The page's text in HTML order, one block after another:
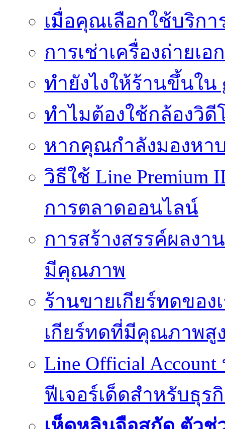
เมื่อคุณเลือกใช้บริกา
การเช่าเครื่องถ่ายเ
ทํายังไงให้ร้านขึ้นใน
ทำไมต้องใช้กล้องวิดี
หากคุณกำลังมองหา
วิธีใช้ Line
การตลาดออนไลน์
การสร้างสรรค์ผลงา
มีคุณภาพ
ร้านขายเกียร์ทดของ
เกียร์ทดที่มีคุณภาพสู
Line Official
ฟีเจอร์เด็ดสำหรับธุร